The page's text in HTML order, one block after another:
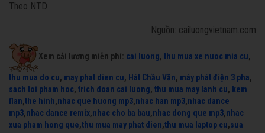
Theo NTD
Nguồn: cailuongvietnam.com
Xem cải lương miễn phí: cai luong, thu mua xe nuoc mia cu,
thu mua do cu, may phat dien cu, Hát Chầu Văn, máy phát điện 3 pha,
sach toi pham hoc, trich doan cai luong, thu mua may lanh cu, kem
flan,the hinh,nhac que huong mp3,nhac han mp3,nhac dance
mp3,nhac dance remix,nhac cho ba bau,nhac dong que mp3,nhac
xua pham hong que,thu mua may phat dien,thu mua laptop cu,sua